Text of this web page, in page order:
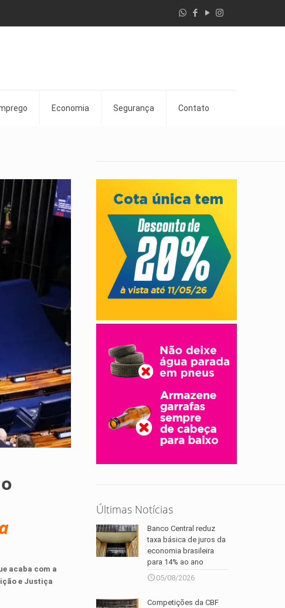
Economia Segurança Contato
acaba com a
e Justiça
Últimas Notícias
Banco Central reduz
taxa básica de juros da
economia brasileira
para 14% ao ano
05/08/2026
Competições da CBF